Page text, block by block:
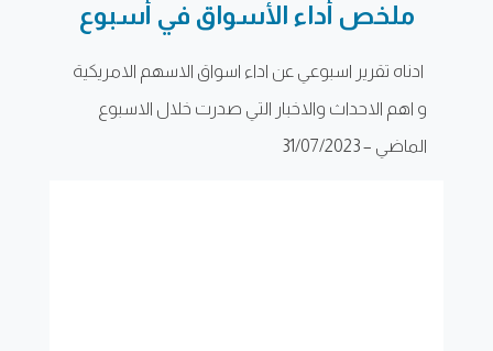
ملخص أداء الأسواق في أسبوع
ادناه تقرير اسبوعي عن اداء اسواق الاسهم الامريكية
و اهم الاحداث والاخبار التي صدرت خلال الاسبوع
الماضي – 31/07/2023